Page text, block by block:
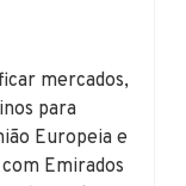
mercados,
para
Europeia e
Emirados